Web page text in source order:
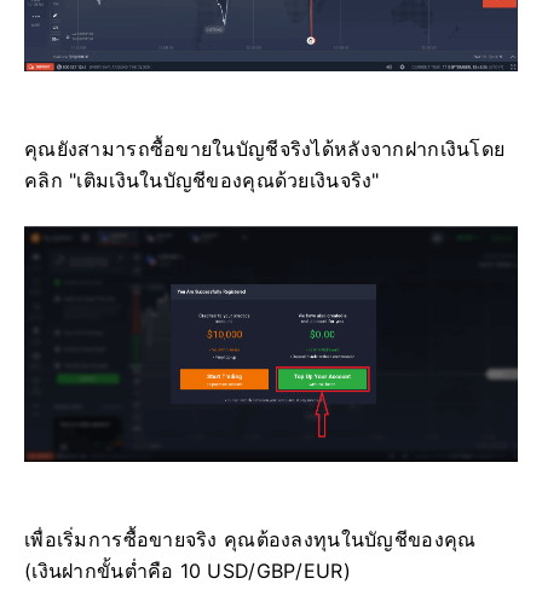
คุณยังสามารถซื้อขายในบัญชีจริงได้หลังจากฝากเงินโดย
คลิก "เติมเงินในบัญชีของคุณด้วยเงินจริง"
เพื่อเริ่มการซื้อขายจริง คุณต้องลงทุนในบัญชีของคุณ
(เงินฝากขั้นต่ำคือ 10 USD/GBP/EUR)